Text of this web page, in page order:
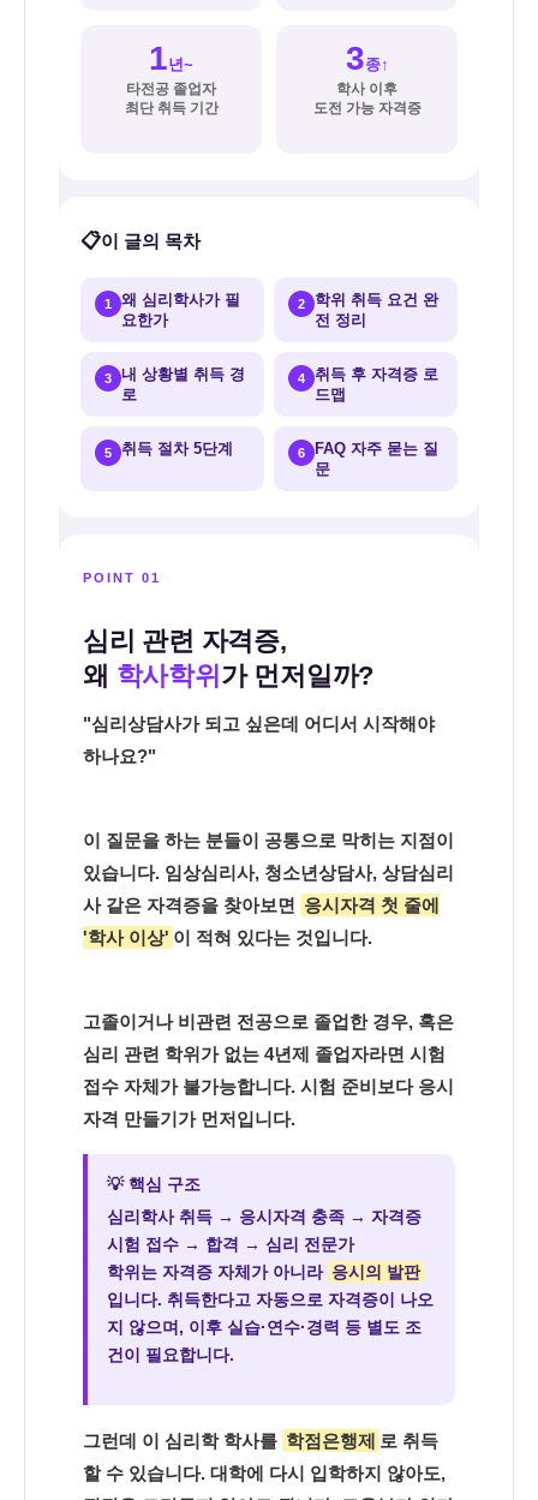
작
1년~
타전공 졸업자
최단 취득 기간
3종↑
학사 이후
도전 가능 자격증
이 글의 목차
1
왜 심리학사가 필
요한가
2
학위 취득 요건 완
전 정리
3
내 상황별 취득 경
로
4
취득 후 자격증 로
드맵
5 취득 절차 5단계 6
FAQ 자주 묻는 질
문
POINT 01
심리 관련 자격증,
왜 학사학위 가 먼저일까?
"심리상담사가 되고 싶은데 어디서 시작해야
하나요?"
이 질문을 하는 분들이 공통으로 막히는 지점이
있습니다. 임상심리사, 청소년상담사, 상담심리
사 같은 자격증을 찾아보면 응시자격 첫 줄에
'학사 이상' 이 적혀 있다는 것입니다.
고졸이거나 비관련 전공으로 졸업한 경우, 혹은
심리 관련 학위가 없는 4년제 졸업자라면 시험
접수 자체가 불가능합니다. 시험 준비보다 응시
자격 만들기가 먼저입니다.
💡 핵심 구조
심리학사 취득 → 응시자격 충족 → 자격증
시험 접수 → 합격 → 심리 전문가
학위는 자격증 자체가 아니라 응시의 발판
입니다. 취득한다고 자동으로 자격증이 나오
지 않으며, 이후 실습·연수·경력 등 별도 조
건이 필요합니다.
그런데 이 심리학 학사를 학점은행제 로 취득
할 수 있습니다. 대학에 다시 입학하지 않아도,